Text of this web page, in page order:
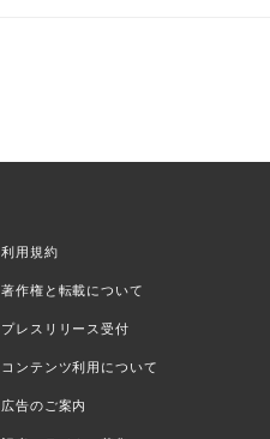
利用規約
著作権と転載について
プレスリリース受付
コンテンツ利用について
広告のご案内